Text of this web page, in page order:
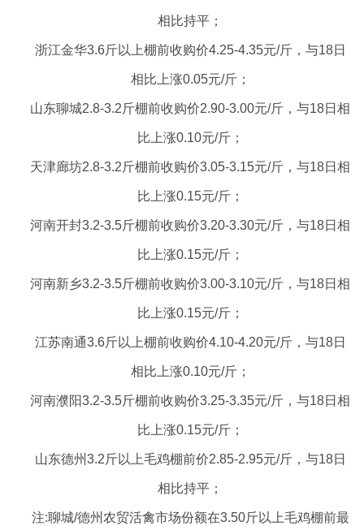
相比持平；
浙江金华3.6斤以上棚前收购价4.25-4.35元/斤，与18日
相比上涨0.05元/斤；
山东聊城2.8-3.2斤棚前收购价2.90-3.00元/斤，与18日相
比上涨0.10元/斤；
天津廊坊2.8-3.2斤棚前收购价3.05-3.15元/斤，与18日相
比上涨0.15元/斤；
河南开封3.2-3.5斤棚前收购价3.20-3.30元/斤，与18日相
比上涨0.15元/斤；
河南新乡3.2-3.5斤棚前收购价3.00-3.10元/斤，与18日相
比上涨0.15元/斤；
江苏南通3.6斤以上棚前收购价4.10-4.20元/斤，与18日
相比上涨0.10元/斤；
河南濮阳3.2-3.5斤棚前收购价3.25-3.35元/斤，与18日相
比上涨0.15元/斤；
山东德州3.2斤以上毛鸡棚前价2.85-2.95元/斤，与18日
相比持平；
注:聊城/德州农贸活禽市场份额在3.50斤以上毛鸡棚前最